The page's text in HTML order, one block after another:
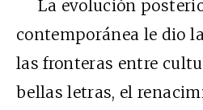
La evolución
contemporánea le dio
las fronteras entre
bellas letras, el